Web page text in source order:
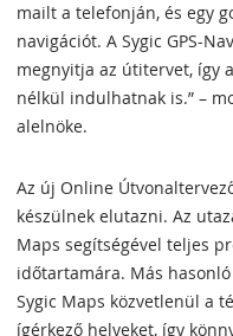
mailt a telefonján, és egy
navigációt. A Sygic GPS-
megnyitja az útitervet, így
nélkül indulhatnak is.” –
alelnöke.
Az új Online
készülnek elutazni. Az
Maps segítségével teljes
időtartamára. Más
Sygic Maps közvetlenül a
ígérkező helyeket, így